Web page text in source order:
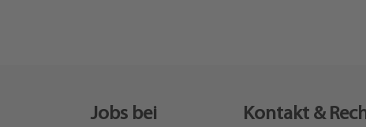
Jobs bei
Kontakt &